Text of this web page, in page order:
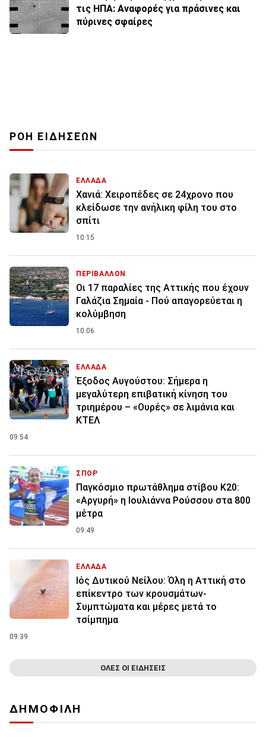
τις ΗΠΑ: Αναφορές για πράσινες και
πύρινες σφαίρες
ΡΟΗ ΕΙΔΗΣΕΩΝ
ΕΛΛΑΔΑ
Χανιά: Χειροπέδες σε 24χρονο που
κλείδωσε την ανήλικη φίλη του στο
σπίτι
10:15
ΠΕΡΙΒΑΛΛΟΝ
Οι 17 παραλίες της Αττικής που έχουν
Γαλάζια Σημαία - Πού απαγορεύεται η
κολύμβηση
10:06
ΕΛΛΑΔΑ
Έξοδος Αυγούστου: Σήμερα η
μεγαλύτερη επιβατική κίνηση του
τριημέρου – «Ουρές» σε λιμάνια και
ΚΤΕΛ
09:54
ΣΠΟΡ
Παγκόσμιο πρωτάθλημα στίβου Κ20:
«Αργυρή» η Ιουλιάννα Ρούσσου στα 800
μέτρα
09:49
ΕΛΛΑΔΑ
Ιός Δυτικού Νείλου: Όλη η Αττική στο
επίκεντρο των κρουσμάτων-
Συμπτώματα και μέρες μετά το
τσίμπημα
09:39
ΟΛΕΣ ΟΙ ΕΙΔΗΣΕΙΣ
ΔΗΜΟΦΙΛΗ